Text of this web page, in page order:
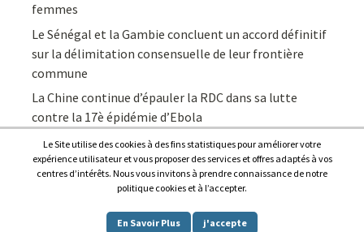
femmes
Le Sénégal et la Gambie concluent un accord définitif
sur la délimitation consensuelle de leur frontière
commune
La Chine continue d’épauler la RDC dans sa lutte
contre la 17è épidémie d’Ebola
Afrique7, l’info du continent en continu
Le Site utilise des cookies à des fins statistiques pour améliorer votre
expérience utilisateur et vous proposer des services et offres adaptés à vos
centres d’intérêts. Nous vous invitons à prendre connaissance de notre
politique cookies et à l’accepter.
En Savoir Plus j'accepte